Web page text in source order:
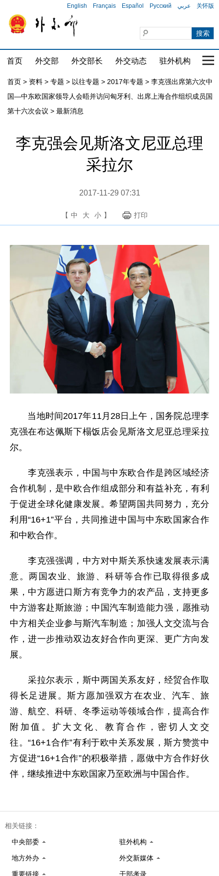
English Français Español Русский عربي 关怀版
首页 外交部 外交部长 外交动态 驻外机构 国
首页 > 资料 > 专题 > 以往专题 > 2017年专题 > 李克强出席第六次中
国—中东欧国家领导人会晤并访问匈牙利、出席上海合作组织成员国
第十六次会议 > 最新消息
李克强会见斯洛文尼亚总理
采拉尔
2017-11-29 07:31
【 中 大 小 】 打印
当地时间2017年11月28日上午，国务院总理李
克强在布达佩斯下榻饭店会见斯洛文尼亚总理采拉
尔。
李克强表示，中国与中东欧合作是跨区域经济
合作机制，是中欧合作组成部分和有益补充，有利
于促进全球化健康发展。希望两国共同努力，充分
利用“16+1”平台，共同推进中国与中东欧国家合作
和中欧合作。
李克强强调，中方对中斯关系快速发展表示满
意。两国农业、旅游、科研等合作已取得很多成
果，中方愿进口斯方有竞争力的农产品，支持更多
中方游客赴斯旅游；中国汽车制造能力强，愿推动
中方相关企业参与斯汽车制造；加强人文交流与合
作，进一步推动双边友好合作向更深、更广方向发
展。
采拉尔表示，斯中两国关系友好，经贸合作取
得长足进展。斯方愿加强双方在农业、汽车、旅
游、航空、科研、冬季运动等领域合作，提高合作
附加值。扩大文化、教育合作，密切人文交
往。“16+1合作”有利于欧中关系发展，斯方赞赏中
方促进“16+1合作”的积极举措，愿做中方合作好伙
伴，继续推进中东欧国家乃至欧洲与中国合作。
相关链接：
中央部委 驻外机构
地方外办 外交新媒体
重要链接 干部考录